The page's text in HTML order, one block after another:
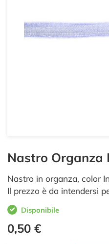
Nastro Organza
Nastro in organza, color
Il prezzo è da intendersi
Disponibile
0,50 €